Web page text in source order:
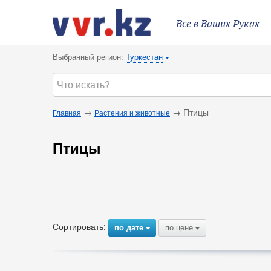
Все в Ваших Руках
Выбранный регион: Туркестан {
Главная → Растения и животные → Птицы
Птицы
Сортировать: по дате{ по цене {